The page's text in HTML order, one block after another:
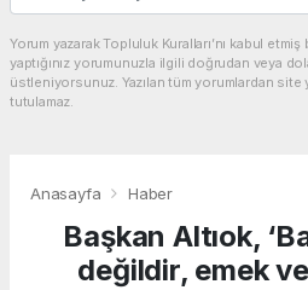
Yorum yazarak Topluluk Kuralları’nı kabul
yaptığınız yorumunuzla ilgili doğrudan veya
üstleniyorsunuz. Yazılan tüm yorumlardan
tutulamaz.
Anasayfa Haber
Başkan Altıok,
değildir, emek